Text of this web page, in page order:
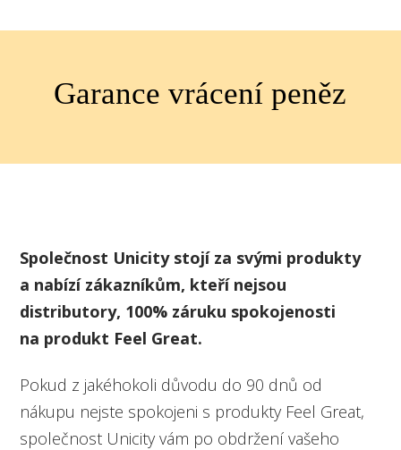
Garance vrácení peněz
Společnost Unicity stojí za svými produkty
a nabízí zákazníkům, kteří nejsou
distributory, 100% záruku spokojenosti
na produkt Feel Great.
Pokud z jakéhokoli důvodu do 90 dnů od
nákupu nejste spokojeni s produkty Feel Great,
společnost Unicity vám po obdržení vašeho